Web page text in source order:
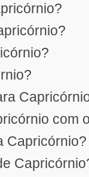
com
Capricórnio?